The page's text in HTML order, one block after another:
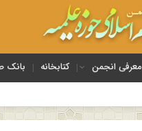
معرفی انجمن کتابخانه بانک